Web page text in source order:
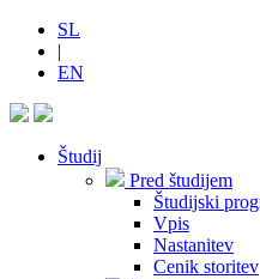
SL
|
EN
Študij
Pred študijem
Študijski
Vpis
Nastanitev
Cenik storitev